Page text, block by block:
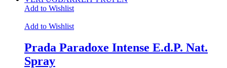
Add to Wishlist
Add to Wishlist
Prada Paradoxe Intense E.d.P. Nat.
Spray